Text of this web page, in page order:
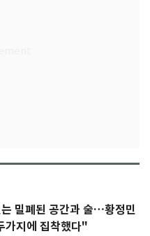
밀폐된 공간과 술…황정민
가지에 집착했다"